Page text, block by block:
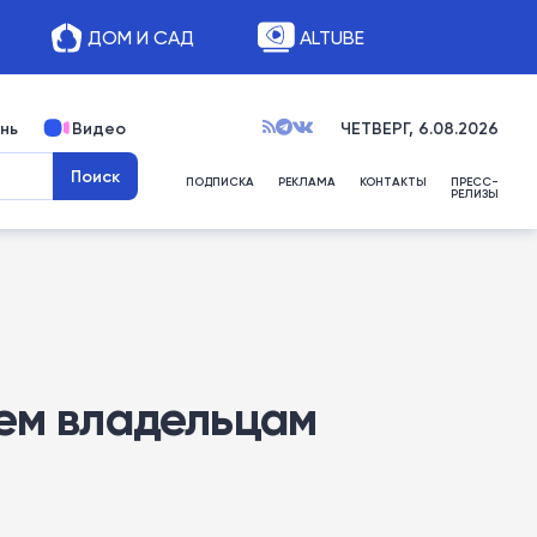
ДОМ И САД ALTUBE
Видео ЧЕТВЕРГ, 6.08.2026
ПОДПИСКА РЕКЛАМА КОНТАКТЫ ПРЕСС-
РЕЛИЗЫ
владельцам